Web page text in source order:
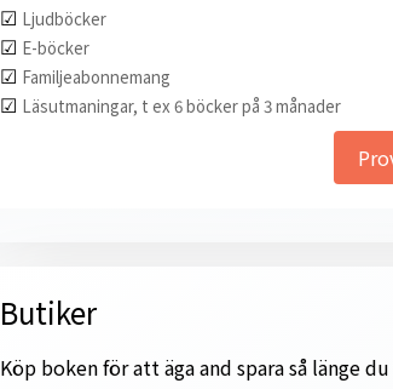
☑︎ Ljudböcker
☑︎ E-böcker
☑︎ Familjeabonnemang
☑︎ Läsutmaningar, t ex 6 böcker på 3 månader
Butiker
Köp boken för att äga and spara så länge